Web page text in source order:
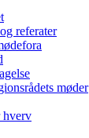
referater
møder
hverv